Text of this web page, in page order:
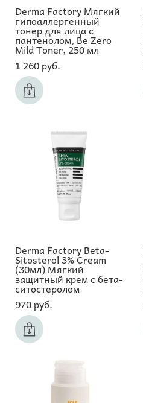
Derma Factory Мягкий
гипоаллергенный
тонер для лица с
пантенолом, Be Zero
Mild Toner, 250 мл
1 260 pуб.
Derma Factory Beta-
Sitosterol 3% Cream
(30мл) Мягкий
защитный крем с бета-
ситостеролом
970 pуб.